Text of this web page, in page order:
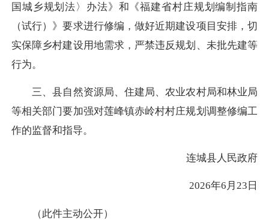
国城乡规划法〉办法》和《福建省村庄规划编制指南
（试行）》要求进行修编，做好近期建设项目安排，切
实保障乡村建设用地需求，严禁违反规划、未批先建等
行为。
三、县自然资源局、住建局、农业农村局和林业局
等相关部门要加强对莲峰镇赤岭村村庄规划调整修编工
作的监督和指导。
连城县人民政府
2026年6月23日
（此件主动公开）